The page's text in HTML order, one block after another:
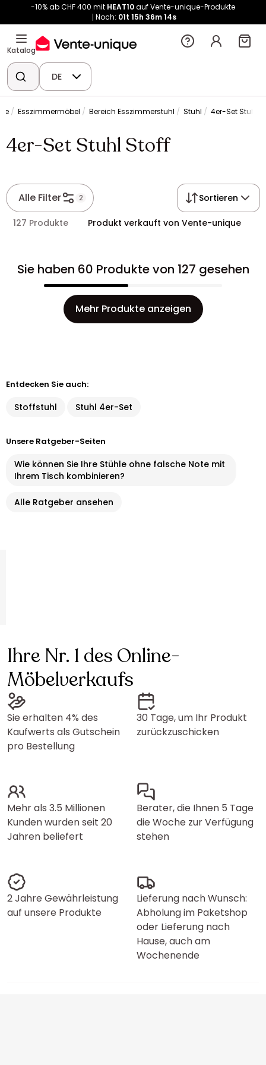
-10% ab CHF 400 mit HEAT10auf Vente-unique-Produkte
Noch: 01t 15h 36m13s
Katalog
DE
Esszimmermöbel Bereich Esszimmerstuhl Stuhl 4er-Set Stuhl
4er-Set Stuhl Stoff
Alle Filter 2 Sortieren
127 Produkte Produkt verkauft von Vente-unique
Sie haben 60 Produkte von 127 gesehen
Mehr Produkte anzeigen
Entdecken Sie auch:
Stoffstuhl Stuhl 4er-Set
Unsere Ratgeber-Seiten
Wie können Sie Ihre Stühle ohne falsche Note mit
Ihrem Tisch kombinieren?
Alle Ratgeber ansehen
Ihre Nr. 1 des Online-
Möbelverkaufs
Sie erhalten 4% des
Kaufwerts als Gutschein
pro Bestellung
30 Tage, um Ihr Produkt
zurückzuschicken
Mehr als 3.5 Millionen
Kunden wurden seit 20
Jahren beliefert
Berater, die Ihnen 5 Tage
die Woche zur Verfügung
stehen
2 Jahre Gewährleistung
auf unsere Produkte
Lieferung nach Wunsch:
Abholung im Paketshop
oder Lieferung nach
Hause, auch am
Wochenende